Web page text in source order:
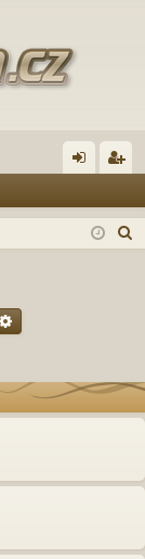
lá ist